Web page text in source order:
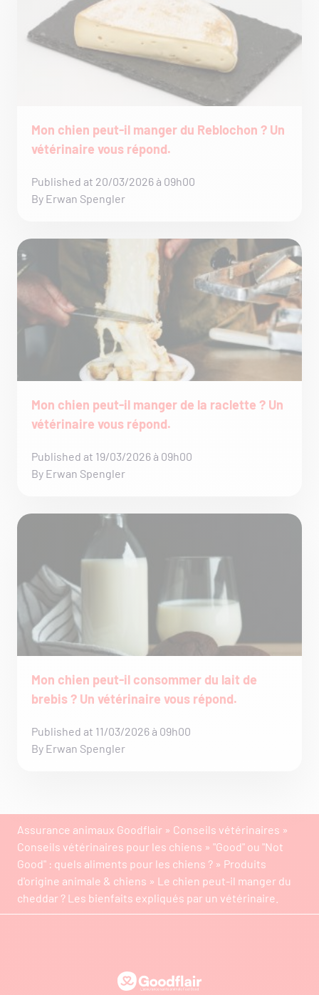
Mon chien peut-il manger du Reblochon ? Un
vétérinaire vous répond.
Published at 20/03/2026 à 09h00
By Erwan Spengler
Mon chien peut-il manger de la raclette ? Un
vétérinaire vous répond.
Published at 19/03/2026 à 09h00
By Erwan Spengler
Mon chien peut-il consommer du lait de
brebis ? Un vétérinaire vous répond.
Published at 11/03/2026 à 09h00
By Erwan Spengler
Assurance animaux Goodflair » Conseils vétérinaires »
Conseils vétérinaires pour les chiens » "Good" ou "Not
Good" : quels aliments pour les chiens ? » Produits
d'origine animale & chiens » Le chien peut-il manger du
cheddar ? Les bienfaits expliqués par un vétérinaire.
Goodflair